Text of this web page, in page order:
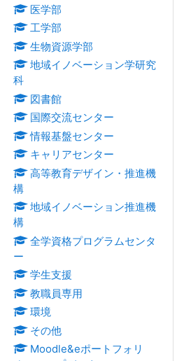
医学部
工学部
生物資源学部
地域イノベーション学研究
科
図書館
国際交流センター
情報基盤センター
キャリアセンター
高等教育デザイン・推進機
構
地域イノベーション推進機
構
全学資格プログラムセンタ
ー
学生支援
教職員専用
環境
その他
Moodle&eポートフォリ